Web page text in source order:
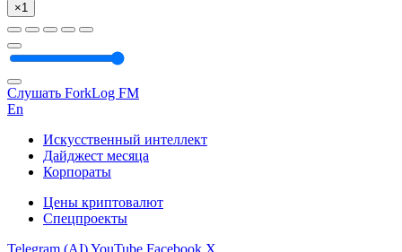
×1
Слушать ForkLog FM
En
Искусственный интеллект
Дайджест месяца
Корпораты
Цены криптовалют
Спецпроекты
Telegram (AI)YouTube Facebook X